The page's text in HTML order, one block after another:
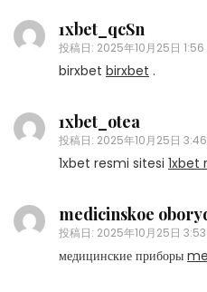
1xbet_qcSn
投稿日: 2025年10月25日 1:56
birxbet birxbet .
1xbet_otea
投稿日: 2025年10月25日 3:46
1xbet resmi sitesi 1xbet
medicinskoe
投稿日: 2025年10月25日 3:53
медицинские приборы